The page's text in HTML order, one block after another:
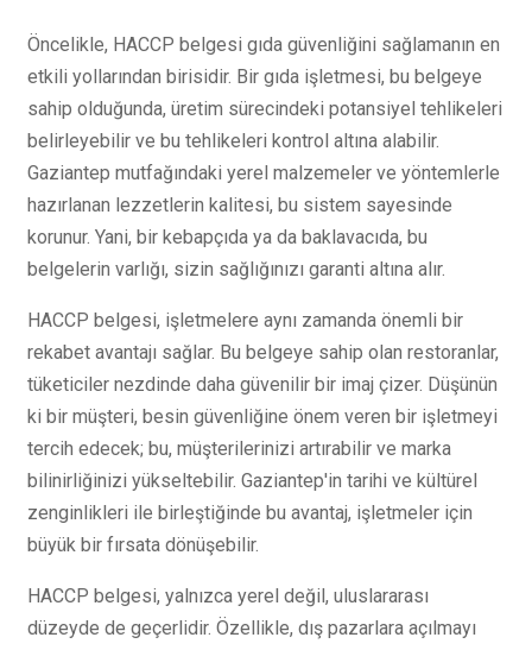
Öncelikle, HACCP belgesi gıda güvenliğini sağlamanın en
etkili yollarından birisidir. Bir gıda işletmesi, bu belgeye
sahip olduğunda, üretim sürecindeki potansiyel tehlikeleri
belirleyebilir ve bu tehlikeleri kontrol altına alabilir.
Gaziantep mutfağındaki yerel malzemeler ve yöntemlerle
hazırlanan lezzetlerin kalitesi, bu sistem sayesinde
korunur. Yani, bir kebapçıda ya da baklavacıda, bu
belgelerin varlığı, sizin sağlığınızı garanti altına alır.
HACCP belgesi, işletmelere aynı zamanda önemli bir
rekabet avantajı sağlar. Bu belgeye sahip olan restoranlar,
tüketiciler nezdinde daha güvenilir bir imaj çizer. Düşünün
ki bir müşteri, besin güvenliğine önem veren bir işletmeyi
tercih edecek; bu, müşterilerinizi artırabilir ve marka
bilinirliğinizi yükseltebilir. Gaziantep'in tarihi ve kültürel
zenginlikleri ile birleştiğinde bu avantaj, işletmeler için
büyük bir fırsata dönüşebilir.
HACCP belgesi, yalnızca yerel değil, uluslararası
düzeyde de geçerlidir. Özellikle, dış pazarlara açılmayı